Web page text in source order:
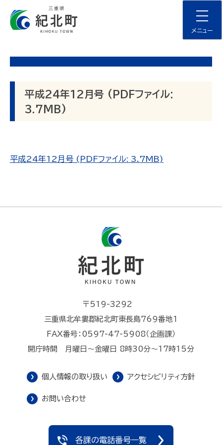
content
メニュー
平成24年12月号 (PDFファイル:
3.7MB)
平成24年12月号 (PDFファイル: 3.7MB)
〒519-3292
三重県北牟婁郡紀北町東長島769番地1
FAX番号：0597-47-5908（企画課）
開庁時間 月曜日～金曜日 8時30分～17時15分
個人情報の取り扱い アクセシビリティ方針
お問い合わせ
各課の電話番号一覧